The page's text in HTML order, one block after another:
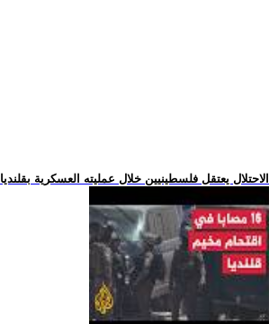
.. الاحتلال يعتقل فلسطينيين خلال عمليته العسكرية بقلنديا